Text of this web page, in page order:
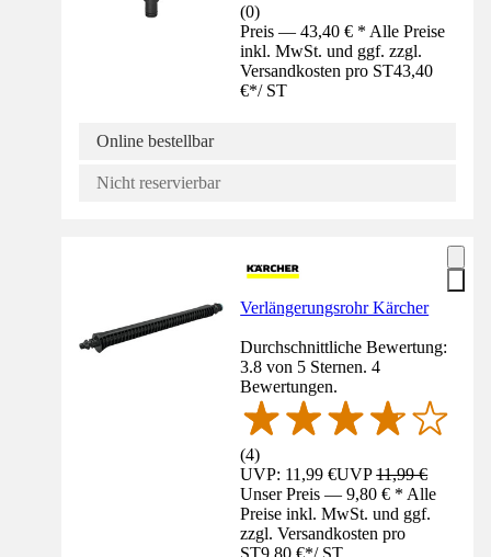
(0)
Preis — 43,40 € * Alle Preise
inkl. MwSt. und ggf. zzgl.
Versandkosten pro ST43,40
€*/ ST
Online bestellbar
Nicht reservierbar
Verlängerungsrohr Kärcher
Durchschnittliche Bewertung:
3.8 von 5 Sternen. 4
Bewertungen.
(4)
UVP: 11,99 €UVP11,99 €
Unser Preis — 9,80 € * Alle
Preise inkl. MwSt. und ggf.
zzgl. Versandkosten pro